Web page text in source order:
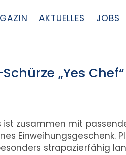
AKTUELLES JOBS
„Yes Chef“
ist zusammen mit
Einweihungsgeschenk.
strapazierfähig